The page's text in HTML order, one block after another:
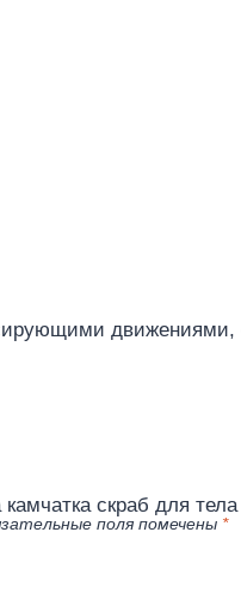
движениями,
скраб для
поля помечены *